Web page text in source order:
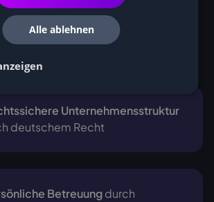
Miner bei Cryptohall24
Unternehmensstruktur
deutschem Recht
Betreuungdurch
Alle ablehnen